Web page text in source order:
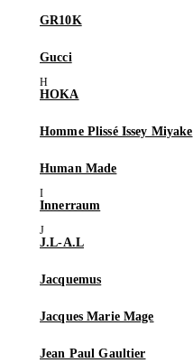
GR10K
Gucci
HOKA
Homme Plissé Issey Miyake
Human Made
Innerraum
J.L-A.L
Jacquemus
Jacques Marie Mage
Jean Paul Gaultier